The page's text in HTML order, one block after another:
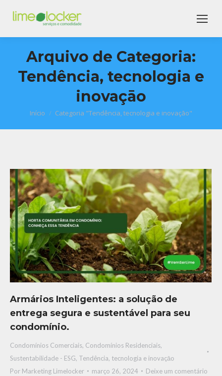
Arquivo de Categoria:
Tendência, tecnologia e
inovaçāo
Você está aqui:
Início Categoria "Tendência, tecnologia e inovaçāo"
Armários Inteligentes: a solução de
entrega segura e sustentável para seu
condomínio.
Condomínios Comerciais, Condomínios Residenciais,
Sustentabilidade - ESG, Tendência, tecnologia e inovaçāo
Por Marketing Limelocker março 26, 2024 Deixe um comentário